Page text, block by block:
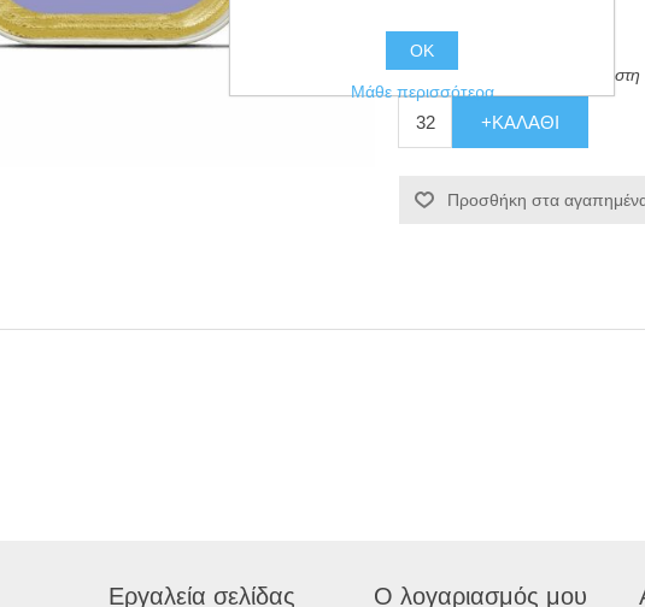
€0,95
Αυτό το προϊόν έχει μια
+ΚΑΛΆΘΙ
Προσθήκη στα
Εργαλεία σελίδας Ο λογαριασμός μου
ΟΚ
Μάθε περισσότερα